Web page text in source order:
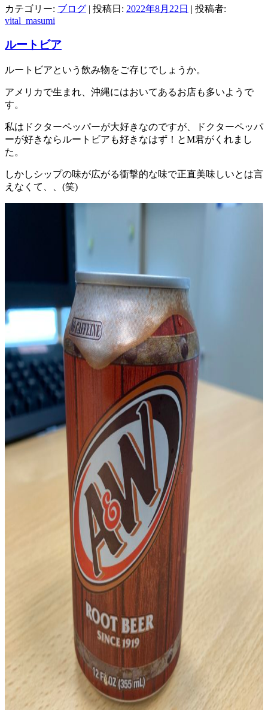
カテゴリー: ブログ | 投稿日: 2022年8月22日 | 投稿者:
vital_masumi
ルートビア
ルートビアという飲み物をご存じでしょうか。
アメリカで生まれ、沖縄にはおいてあるお店も多いようで
す。
私はドクターペッパーが大好きなのですが、ドクターペッパ
ーが好きならルートビアも好きなはず！とM君がくれまし
た。
しかしシップの味が広がる衝撃的な味で正直美味しいとは言
えなくて、、(笑)